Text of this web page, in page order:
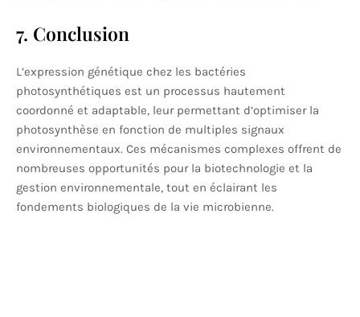
7. Conclusion
L’expression génétique chez les bactéries
photosynthétiques est un processus hautement
coordonné et adaptable, leur permettant d’optimiser la
photosynthèse en fonction de multiples signaux
environnementaux. Ces mécanismes complexes offrent de
nombreuses opportunités pour la biotechnologie et la
gestion environnementale, tout en éclairant les
fondements biologiques de la vie microbienne.